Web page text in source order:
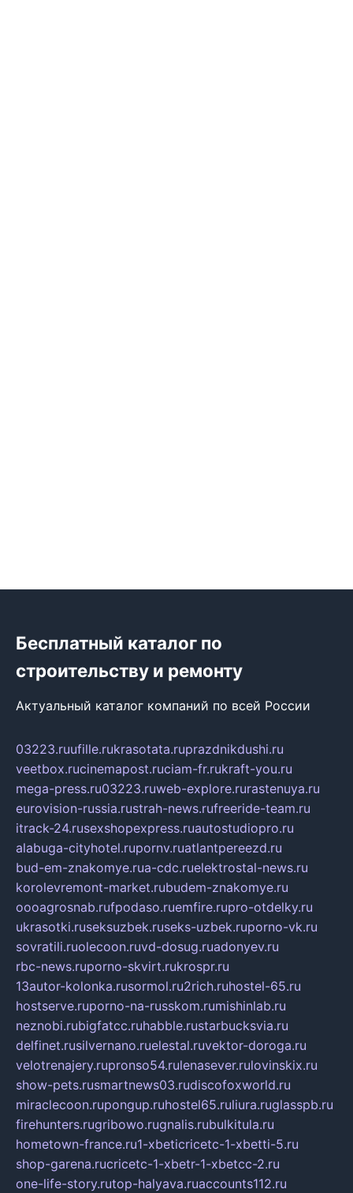
Бесплатный каталог по
строительству и ремонту
Актуальный каталог компаний по всей России
03223.ruufille.rukrasotata.ruprazdnikdushi.ru
veetbox.rucinemapost.ruciam-fr.rukraft-you.ru
mega-press.ru03223.ruweb-explore.rurastenuya.ru
eurovision-russia.rustrah-news.rufreeride-team.ru
itrack-24.rusexshopexpress.ruautostudiopro.ru
alabuga-cityhotel.rupornv.ruatlantpereezd.ru
bud-em-znakomye.rua-cdc.ruelektrostal-news.ru
korolevremont-market.rubudem-znakomye.ru
oooagrosnab.rufpodaso.ruemfire.rupro-otdelky.ru
ukrasotki.ruseksuzbek.ruseks-uzbek.ruporno-vk.ru
sovratili.ruolecoon.ruvd-dosug.ruadonyev.ru
rbc-news.ruporno-skvirt.rukrospr.ru
13autor-kolonka.rusormol.ru2rich.ruhostel-65.ru
hostserve.ruporno-na-russkom.rumishinlab.ru
neznobi.rubigfatcc.ruhabble.rustarbucksvia.ru
delfinet.rusilvernano.ruelestal.ruvektor-doroga.ru
velotrenajery.rupronso54.rulenasever.rulovinskix.ru
show-pets.rusmartnews03.rudiscofoxworld.ru
miraclecoon.rupongup.ruhostel65.ruliura.ruglasspb.ru
firehunters.rugribowo.rugnalis.rubulkitula.ru
hometown-france.ru1-xbeticricetc-1-xbetti-5.ru
shop-garena.rucricetc-1-xbetr-1-xbetcc-2.ru
one-life-story.rutop-halyava.ruaccounts112.ru